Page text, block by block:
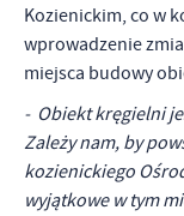
Kozienickim, co w
wprowadzenie
miejsca budowy
- Obiekt kręgielni
Zależy nam, by
kozienickiego
wyjątkowe w tym